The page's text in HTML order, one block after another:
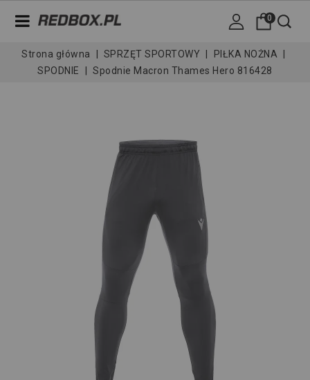
0
Strona główna SPRZĘT SPORTOWY
PIŁKA NOŻNA
SPODNIE
Spodnie Macron Thames Hero 816428